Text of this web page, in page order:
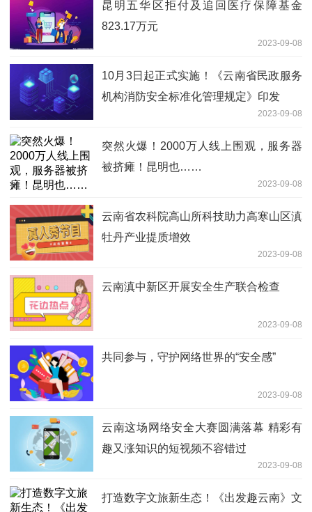
昆明五华区拒付及追回医疗保障基金
823.17万元
2023-09-08
10月3日起正式实施！《云南省民政服务
机构消防安全标准化管理规定》印发
2023-09-08
突然火爆！2000万人线上围观，服务器
被挤瘫！昆明也……
2023-09-08
云南省农科院高山所科技助力高寒山区滇
牡丹产业提质增效
2023-09-08
云南滇中新区开展安全生产联合检查
2023-09-08
共同参与，守护网络世界的“安全感”
2023-09-08
云南这场网络安全大赛圆满落幕 精彩有
趣又涨知识的短视频不容错过
2023-09-08
打造数字文旅新生态！《出发趣云南》文